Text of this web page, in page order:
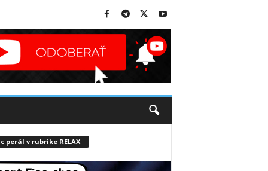
perál v rubrike RELAX